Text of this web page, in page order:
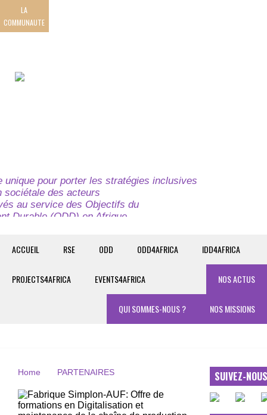
LA
COMMUNAUTE
unique pour porter les stratégies inclusives
sociétale des acteurs
au service des Objectifs du
Durable (ODD) en Afrique.
ACCUEIL RSE ODD ODD4AFRICA IDD4AFRICA
PROJECTS4AFRICA EVENTS4AFRICA NOS ACTUS
NOS MISSIONS
QUI SOMMES-NOUS ?
Home PARTENAIRES SUIVEZ-